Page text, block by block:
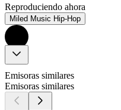
Reproduciendo ahora
Miled Music Hip-Hop
Emisoras similares
Emisoras similares